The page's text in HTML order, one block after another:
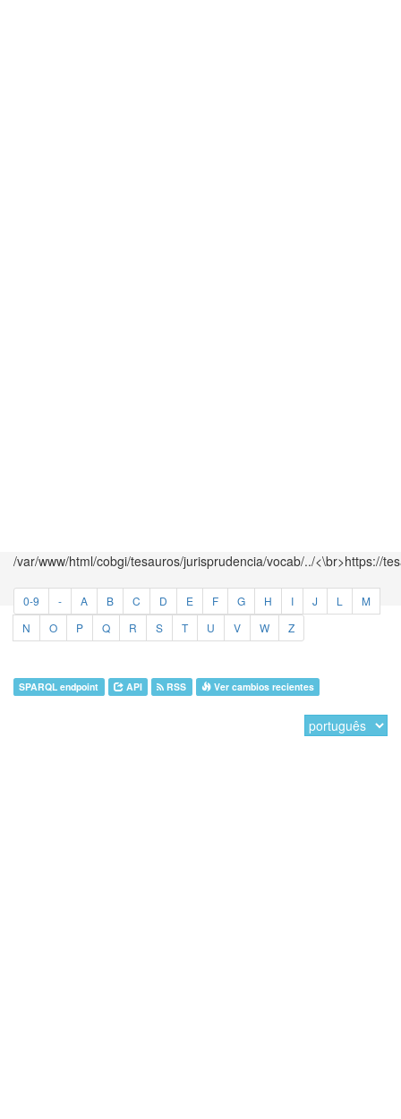
/var/www/html/cobgi/tesauros/jurisprudencia/vocab/../<\br>https://
0-9 - A B C D E F G H I J L
M
N
O P Q R S T U V W Z
SPARQL endpoint API RSS Ver cambios recientes